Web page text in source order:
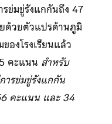
รข่มขู่รังแกกันถึง 47
ด้วยตัวแปรด้านภูมิ
องโรงเรียนแล้ว
คะแนน สำหรับ
ารข่มขู่รังแกกัน
คะแนน และ 34